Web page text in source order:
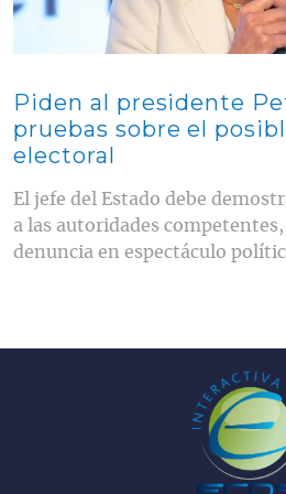
Piden al presidente
pruebas sobre el
electoral
El jefe del Estado debe
a las autoridades
denuncia en espectáculo